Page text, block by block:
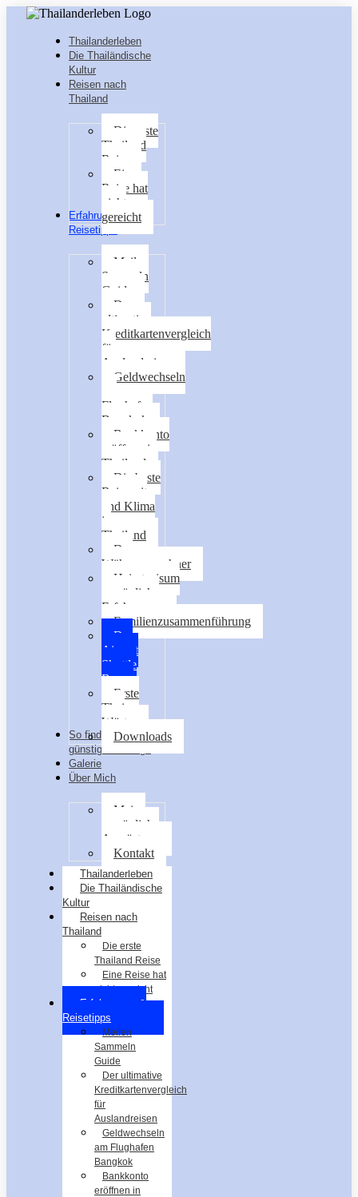
Thailanderleben
Die Thailändische
Kultur
Reisen nach
Thailand
Die erste
Thailand
Reise
Eine
Reise hat
nicht
gereicht
Erfahrungen &
Reisetipps
Meilen
Sammeln
Guide
Der
ultimative
Kreditkartenvergleich
für
Auslandreisen
Geldwechseln
Flughafen
Bangkok
Bankkonto
eröffnen in
Thailand
Die beste
Reisezeit
und Klima
in
Thailand
Der
Währungsrechner
Heiratsvisum
persönliche
Erfahrungen
Familienzusammenführung
Der
Airport
Shuttle
Bus
Erste
Thai
Wörter
Downloads
So findest du die
günstigsten Flüge
Galerie
Über Mich
Meine
persönliche
Ausrüstung
Kontakt
Thailanderleben
Die Thailändische
Kultur
Reisen nach
Thailand
Die erste
Thailand Reise
Eine Reise hat
nicht gereicht
Erfahrungen &
Reisetipps
Meilen
Sammeln
Guide
Der ultimative
Kreditkartenvergleich
für
Auslandreisen
Geldwechseln
am Flughafen
Bangkok
Bankkonto
eröffnen in